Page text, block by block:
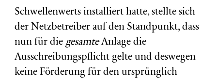
Schwellenwerts installiert hatte, stellte sich
der Netzbetreiber auf den Standpunkt, dass
nun für die gesamteAnlage die
Ausschreibungspflicht gelte und deswegen
keine Förderung für den ursprünglich